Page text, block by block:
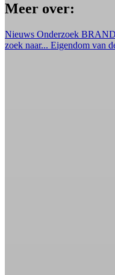
Meer over:
Nieuws Onderzoek
zoek naar... Eigendom van